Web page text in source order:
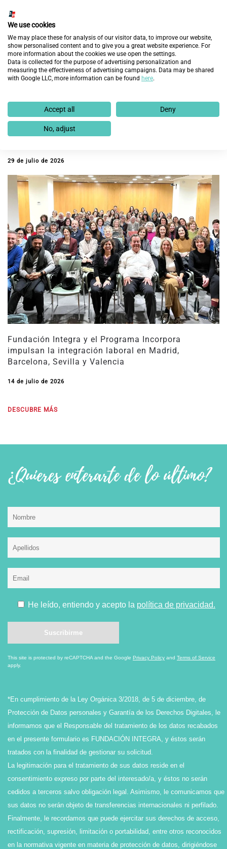
El sector Retail impulsa más de 3.800
oportunidades laborales para personas en situación
29 de julio de 2026
Fundación Integra y el Programa Incorpora
impulsan la integración laboral en Madrid,
Barcelona, Sevilla y Valencia
14 de julio de 2026
DESCUBRE MÁS
¿Quieres enterarte de lo último?
He leído, entiendo y acepto la política de privacidad.
This site is protected by reCAPTCHA and the Google Privacy Policy and Terms of Service
apply.
*En cumplimiento de la Ley Orgánica 3/2018, de 5 de diciembre, de
Protección de Datos personales y Garantía de los Derechos Digitales, le
informamos que el Responsable del tratamiento de los datos recabados
en el presente formulario es FUNDACIÓN INTEGRA, y éstos serán
tratados con la finalidad de gestionar su solicitud.
La legitimación para el tratamiento de sus datos reside en el
consentimiento expreso por parte del interesado/a, y éstos no serán
cedidos a terceros salvo obligación legal. Asimismo, le comunicamos que
sus datos no serán objeto de transferencias internacionales ni perfilado.
Finalmente, le recordamos que puede ejercitar sus derechos de acceso,
rectificación, supresión, limitación o portabilidad, entre otros reconocidos
en la normativa vigente en materia de protección de datos, dirigiéndose
We use cookies
We may place these for analysis of our visitor data, to improve our website,
show personalised content and to give you a great website experience. For
more information about the cookies we use open the settings.
Data is collected for the purpose of advertising personalization and
measuring the effectiveness of advertising campaigns. Data may be shared
with Google LLC, more information can be found here.
Accept all Deny
No, adjust